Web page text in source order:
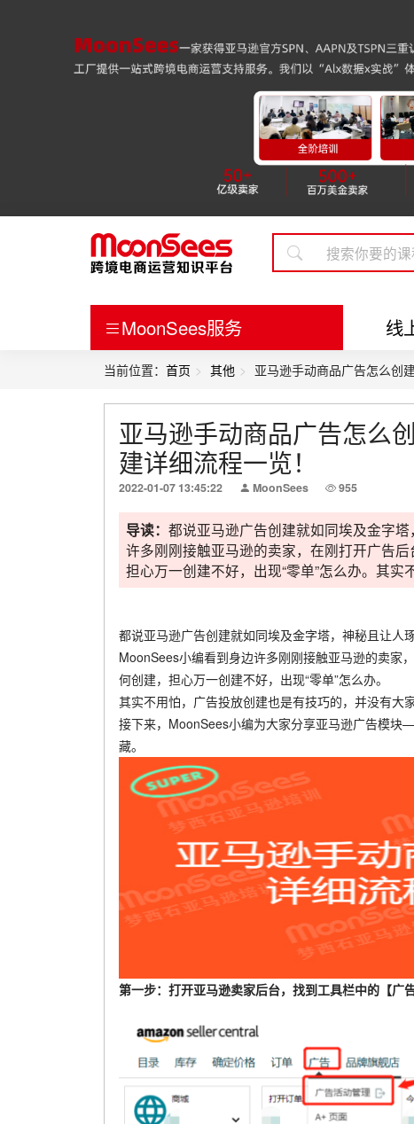
MoonSees服务 线
当前位置： 首页 其他 亚马逊手动商品广告怎么创
亚马逊手动商品广告怎么
建详细流程一览！
2022-01-07 13:45:22 MoonSees 955
导读： 都说亚马逊广告创建就如同埃及金字
许多刚刚接触亚马逊的卖家，在刚打开广告
担心万一创建不好，出现“零单”怎么办。其
都说亚马逊广告创建就如同埃及金字塔，神秘且让人琢
MoonSees小编看到身边许多刚刚接触亚马逊的卖家
何创建，担心万一创建不好，出现“零单”怎么办。
其实不用怕，广告投放创建也是有技巧的，并没有大
接下来，MoonSees小编为大家分享亚马逊广告模
藏。
第一步：打开亚马逊卖家后台，找到工具栏中的【广